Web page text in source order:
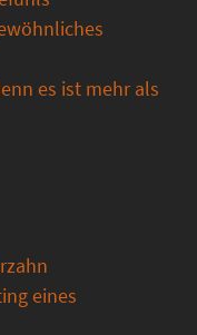
es ist mehr als
eines